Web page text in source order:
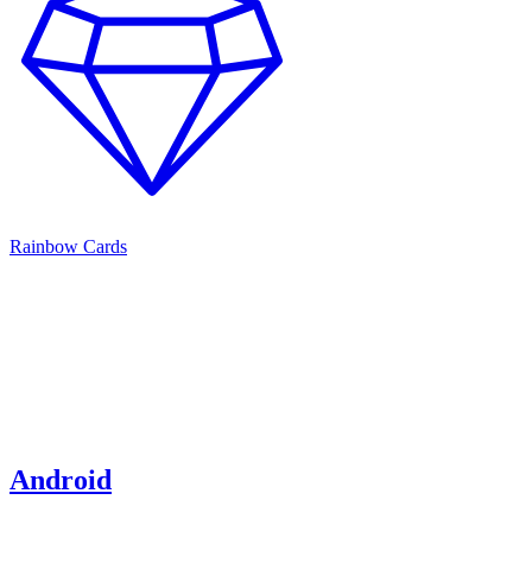
Rainbow Cards
Android